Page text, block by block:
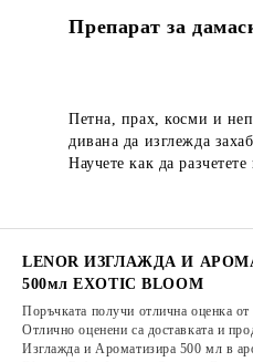
Препарат за
Петна, прах, косми и
дивана да изглежда
Научете как да разчетете
LENOR ИЗГЛАЖДА И
500мл EXOTIC BLOOM
Поръчката получи отлична оценка от
Отлично оценени са доставката и
Изглажда и Ароматизира 500 мл в